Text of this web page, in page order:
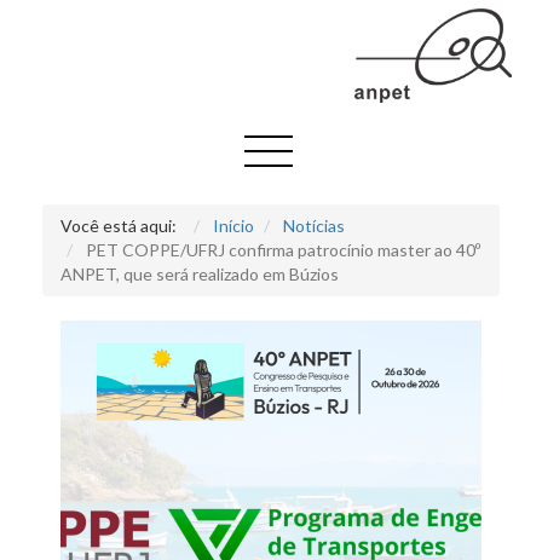
Você está aqui: Início
Notícias
PET COPPE/UFRJ confirma patrocínio master ao 40º
ANPET, que será realizado em Búzios